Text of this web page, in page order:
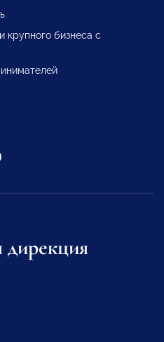
крупного бизнеса с
дирекция